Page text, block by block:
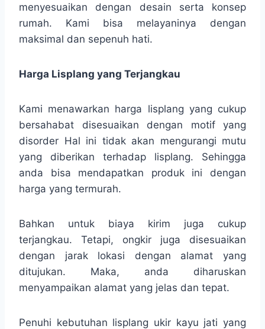
menyesuaikan dengan desain serta konsep
rumah. Kami bisa melayaninya dengan
maksimal dan sepenuh hati.
Harga Lisplang yang Terjangkau
Kami menawarkan harga lisplang yang cukup
bersahabat disesuaikan dengan motif yang
disorder Hal ini tidak akan mengurangi mutu
yang diberikan terhadap lisplang. Sehingga
anda bisa mendapatkan produk ini dengan
harga yang termurah.
Bahkan untuk biaya kirim juga cukup
terjangkau. Tetapi, ongkir juga disesuaikan
dengan jarak lokasi dengan alamat yang
ditujukan. Maka, anda diharuskan
menyampaikan alamat yang jelas dan tepat.
Penuhi kebutuhan lisplang ukir kayu jati yang